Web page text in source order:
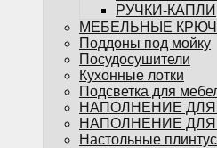
Планки
Планки для
фартуков
Планки для
Кухонный Цоколь
РУЧКИ-КАПЛИ
МЕБЕЛЬНЫЕ
Поддоны под мойку
Посудосушители
Кухонные лотки
Подсветка для
НАПОЛНЕНИЕ ДЛЯ
НАПОЛНЕНИЕ
Настольные